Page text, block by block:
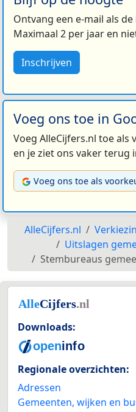
Ontvang een e-mail als
Maximaal 2 per jaar en
Inschrijven
Voeg ons toe in
Voeg AlleCijfers.nl toe
en je ziet ons vaker terug
Voeg ons toe als
AlleCijfers.nl
Uitslagen
Stembureaus
Downloads:
Regionale overzichten:
Adressen
Gemeenten, wijken en